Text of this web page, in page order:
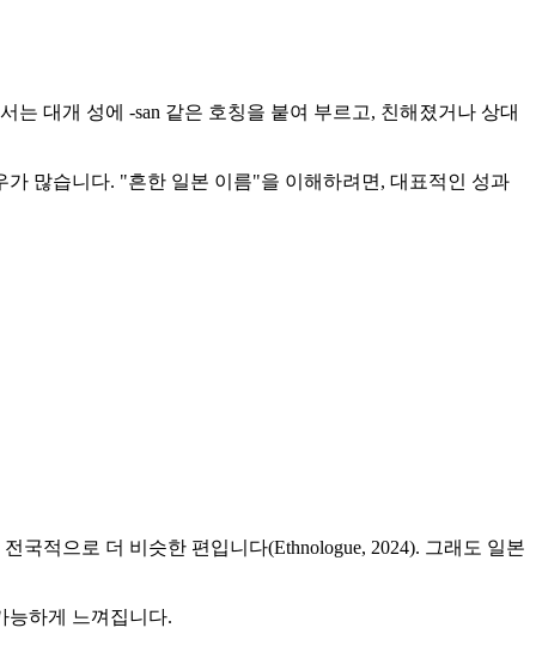
대개 성에 -san 같은 호칭을 붙여 부르고, 친해졌거나 상대
많습니다. "흔한 일본 이름"을 이해하려면, 대표적인 성과
국적으로 더 비슷한 편입니다(Ethnologue, 2024). 그래도 일본
능하게 느껴집니다.